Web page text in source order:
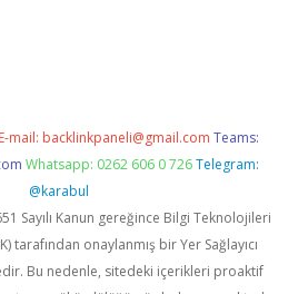
E-mail: backlinkpaneli@gmail.com Teams:
Whatsapp: 0262 606 0 726 Telegram:
@karabul
Sayılı Kanun gereğince Bilgi Teknolojileri
tarafından onaylanmış bir Yer Sağlayıcı
Bu nedenle, sitedeki içerikleri proaktif